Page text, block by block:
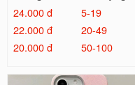
24.000 đ
5-19
22.000 đ
20-49
20.000 đ
50-100